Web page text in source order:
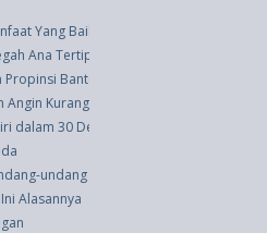
Yang Baik
Ana Tertipu Review Online Saat
Banten (UU 23 thn 2000)
Kurang Penyebab Ban Benjol
dalam 30 Detik Pakai Trik Ini
undang Darurat No. 4 Tahun 1958
Alasannya